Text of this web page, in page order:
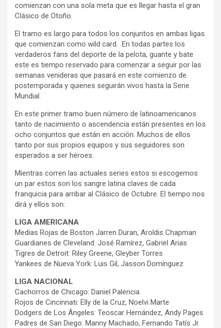
comienzan con una sola meta que es llegar hasta el gran
Clásico de Otoño.
El tramo es largo para todos los conjuntos en ambas ligas
que comienzan como wild card. En todas partes los
verdaderos fans del deporte de la pelota, guante y bate
este es tiempo reservado para comenzar a seguir por las
semanas venideras que pasará en este comienzo de
postemporada y quienes seguirán vivos hasta la Serie
Mundial.
En este primer tramo buen número de latinoamericanos
tanto de nacimiento o ascendencia están presentes en los
ocho conjuntos que están en acción. Muchos de ellos
tanto por sus propios equipos y sus seguidores son
esperados a ser héroes.
Mientras corren las actuales series estos si escogemos
un par estos son los sangre latina claves de cada
franquicia para arribar al Clásico de Octubre. El tiempo nos
dirá y ellos son:
LIGA AMERICANA
Medias Rojas de Boston Jarren Duran, Aroldis Chapman
Guardianes de Cleveland: José Ramírez, Gabriel Arias
Tigres de Detroit: Riley Greene, Gleyber Torres
Yankees de Nueva York: Luis Gil, Jasson Domínguez
LIGA NACIONAL
Cachorros de Chicago: Daniel Palencia
Rojos de Cincinnati: Elly de la Cruz, Noelvi Marte
Dodgers de Los Ángeles: Teoscar Hernández, Andy Pages
Padres de San Diego: Manny Machado, Fernando Tatís Jr.